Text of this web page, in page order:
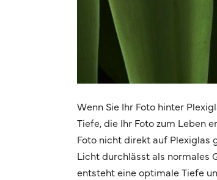
Wenn Sie Ihr Foto hinter
Tiefe, die Ihr Foto zum Leben
Foto nicht direkt auf Plexiglas
Licht durchlässt als normales
entsteht eine optimale Tiefe